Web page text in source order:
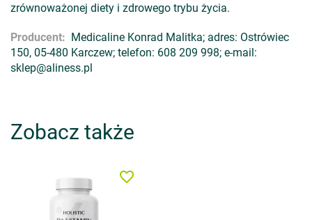
zrównoważonej diety i zdrowego trybu życia.
Producent: Medicaline Konrad Malitka; adres: Ostrówiec
150, 05-480 Karczew; telefon: 608 209 998; e-mail:
sklep@aliness.pl
Zobacz także
favorite_border